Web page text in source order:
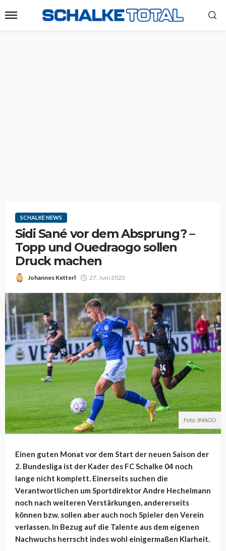
SCHALKE NEWS
Sidi Sané vor dem Absprung? –
Topp und Ouedraogo sollen
Druck machen
Johannes Ketterl 27. Juni 2023
Foto: IMAGO
Einen guten Monat vor dem Start der neuen Saison der
2. Bundesliga ist der Kader des FC Schalke 04 noch
lange nicht komplett. Einerseits suchen die
Verantwortlichen um Sportdirektor Andre Hechelmann
noch nach weiteren Verstärkungen, andererseits
können bzw. sollen aber auch noch Spieler den Verein
verlassen. In Bezug auf die Talente aus dem eigenen
Nachwuchs herrscht indes wohl einigermaßen Klarheit.